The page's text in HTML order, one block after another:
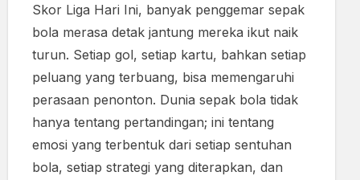
Skor Liga Hari Ini, banyak penggemar sepak
bola merasa detak jantung mereka ikut naik
turun. Setiap gol, setiap kartu, bahkan setiap
peluang yang terbuang, bisa memengaruhi
perasaan penonton. Dunia sepak bola tidak
hanya tentang pertandingan; ini tentang
emosi yang terbentuk dari setiap sentuhan
bola, setiap strategi yang diterapkan, dan